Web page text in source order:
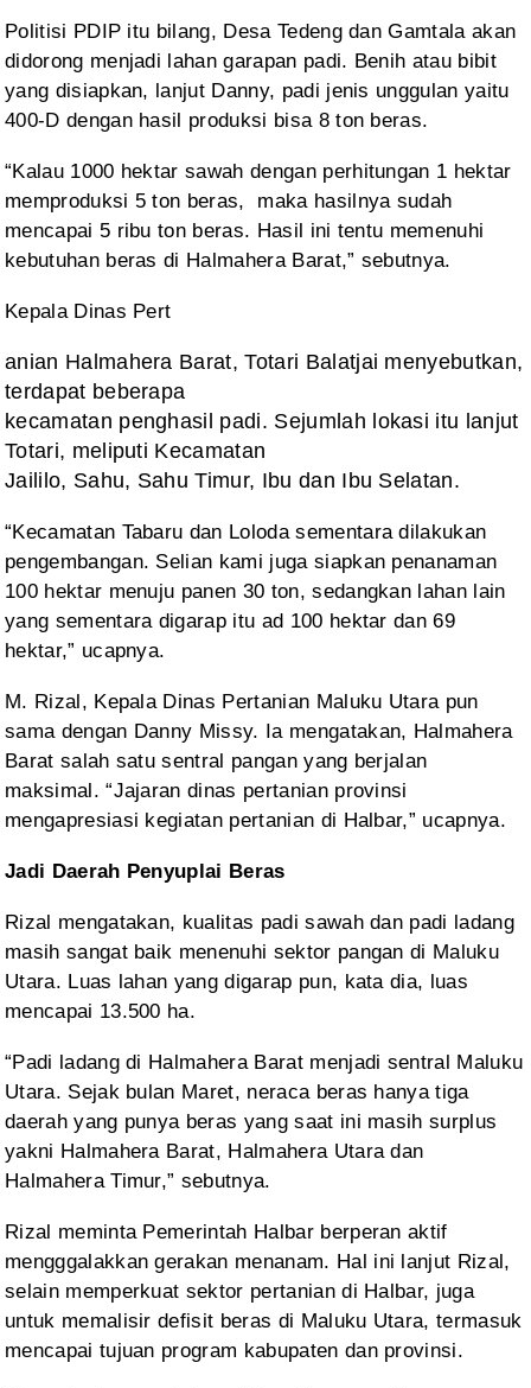
Politisi PDIP itu bilang, Desa Tedeng dan Gamtala akan
didorong menjadi lahan garapan padi. Benih atau bibit
yang disiapkan, lanjut Danny, padi jenis unggulan yaitu
400-D dengan hasil produksi bisa 8 ton beras.
“Kalau1000 hektar sawah dengan perhitungan 1 hektar
memproduksi 5 ton beras,
maka hasilnya sudah
mencapai 5 ribu ton beras. Hasil ini tentu memenuhi
kebutuhan beras di Halmahera Barat,” sebutnya.
KepalaDinas Pert
anian Halmahera Barat, Totari Balatjai menyebutkan,
terdapat beberapa
kecamatan penghasil padi. Sejumlah lokasi itu lanjut
Totari, meliputi Kecamatan
Jaililo, Sahu, Sahu Timur, Ibu dan Ibu Selatan.
“Kecamatan Tabaru dan Loloda sementara dilakukan
pengembangan. Selian kami juga siapkan penanaman
100 hektar menuju panen 30 ton, sedangkan lahan lain
yang sementara digarap itu ad 100 hektar dan 69
hektar,” ucapnya.
M. Rizal, Kepala Dinas Pertanian Maluku Utara pun
sama dengan Danny Missy. Ia mengatakan, Halmahera
Barat salah satu sentral pangan yang berjalan
maksimal. “Jajaran dinas pertanian provinsi
mengapresiasi kegiatan pertanian di Halbar,” ucapnya.
Jadi Daerah Penyuplai Beras
Rizal mengatakan, kualitas padi sawah dan padi ladang
masih sangat baik menenuhi sektor pangan di Maluku
Utara. Luas lahan yang digarap pun, kata dia, luas
mencapai 13.500 ha.
“Padi ladang di Halmahera Barat menjadi sentral Maluku
Utara. Sejak bulan Maret, neraca beras hanya tiga
daerah yang punya beras yang saat ini masih surplus
yakni Halmahera Barat, Halmahera Utara dan
Halmahera Timur,” sebutnya.
Rizal memintaPemerintah Halbar berperan aktif
mengggalakkan gerakan menanam. Hal ini lanjut Rizal,
selain memperkuat sektor pertanian di Halbar, juga
untuk memalisir defisit beras di Maluku Utara, termasuk
mencapai tujuan program kabupaten dan provinsi.